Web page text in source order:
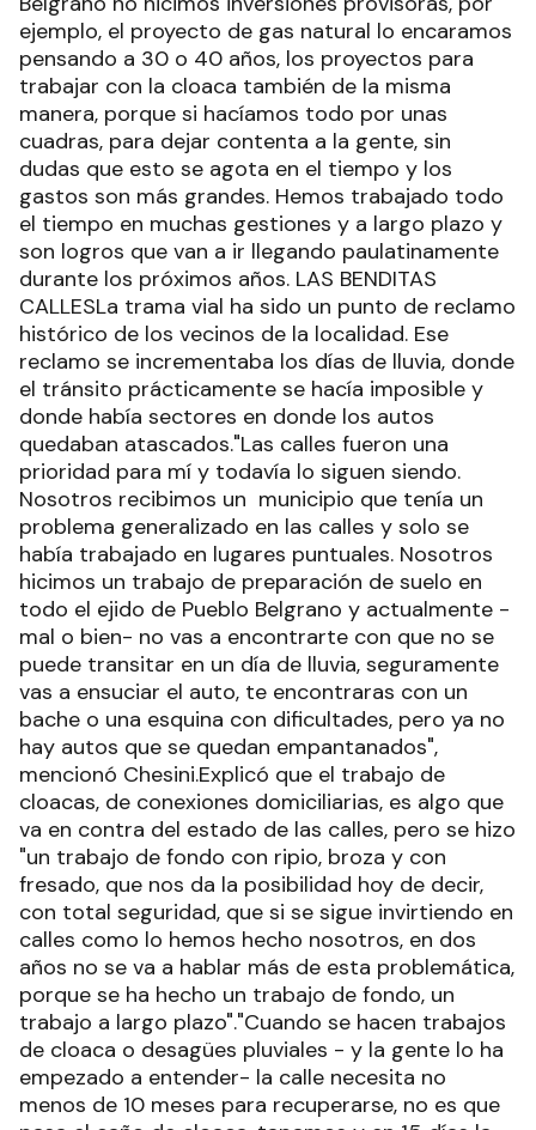
ejemplo, el proyecto de gas natural lo encaramos
pensando a 30 o 40 años, los proyectos para
trabajar con la cloaca también de la misma
manera, porque si hacíamos todo por unas
cuadras, para dejar contenta a la gente, sin
dudas que esto se agota en el tiempo y los
gastos son más grandes. Hemos trabajado todo
el tiempo en muchas gestiones y a largo plazo y
son logros que van a ir llegando paulatinamente
durante los próximos años. LAS BENDITAS
CALLESLa trama vial ha sido un punto de reclamo
histórico de los vecinos de la localidad. Ese
reclamo se incrementaba los días de lluvia, donde
el tránsito prácticamente se hacía imposible y
donde había sectores en donde los autos
quedaban atascados."Las calles fueron una
prioridad para mí y todavía lo siguen siendo.
Nosotros recibimos un municipio que tenía un
problema generalizado en las calles y solo se
había trabajado en lugares puntuales. Nosotros
hicimos un trabajo de preparación de suelo en
todo el ejido de Pueblo Belgrano y actualmente -
mal o bien- no vas a encontrarte con que no se
puede transitar en un día de lluvia, seguramente
vas a ensuciar el auto, te encontraras con un
bache o una esquina con dificultades, pero ya no
hay autos que se quedan empantanados",
mencionó Chesini.Explicó que el trabajo de
cloacas, de conexiones domiciliarias, es algo que
va en contra del estado de las calles, pero se hizo
"un trabajo de fondo con ripio, broza y con
fresado, que nos da la posibilidad hoy de decir,
con total seguridad, que si se sigue invirtiendo en
calles como lo hemos hecho nosotros, en dos
años no se va a hablar más de esta problemática,
porque se ha hecho un trabajo de fondo, un
trabajo a largo plazo"."Cuando se hacen trabajos
de cloaca o desagües pluviales - y la gente lo ha
empezado a entender- la calle necesita no
menos de 10 meses para recuperarse, no es que